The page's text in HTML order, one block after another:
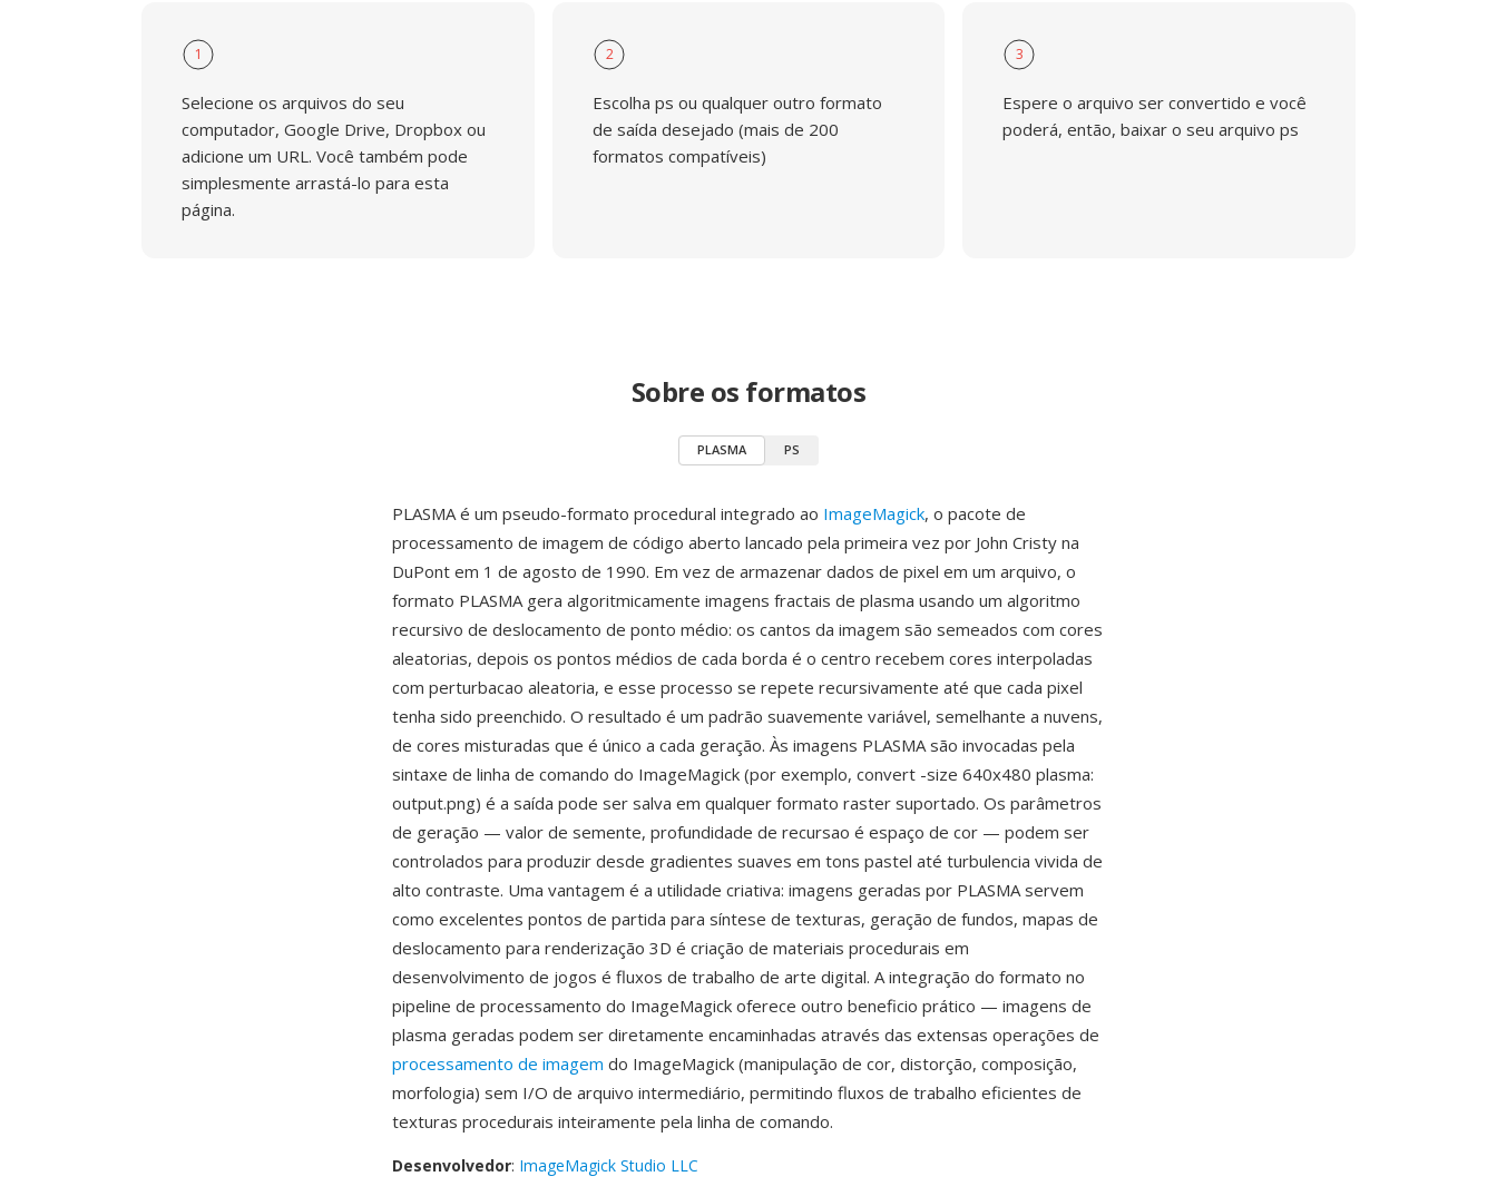
1
Selecione os arquivos do seu
computador, Google Drive, Dropbox ou
adicione um URL. Você também pode
simplesmente arrastá-lo para esta
página.
2
Escolha ps ou qualquer outro formato
de saída desejado (mais de 200
formatos compatíveis)
3
Espere o arquivo ser convertido e você
poderá, então, baixar o seu arquivo ps
Sobre os formatos
PLASMA PS
PLASMA é um pseudo-formato procedural integrado ao ImageMagick, o pacote de
processamento de imagem de código aberto lancado pela primeira vez por John Cristy na
DuPont em 1 de agosto de 1990. Em vez de armazenar dados de pixel em um arquivo, o
formato PLASMA gera algoritmicamente imagens fractais de plasma usando um algoritmo
recursivo de deslocamento de ponto médio: os cantos da imagem são semeados com cores
aleatorias, depois os pontos médios de cada borda é o centro recebem cores interpoladas
com perturbacao aleatoria, e esse processo se repete recursivamente até que cada pixel
tenha sido preenchido. O resultado é um padrão suavemente variável, semelhante a nuvens,
de cores misturadas que é único a cada geração. Às imagens PLASMA são invocadas pela
sintaxe de linha de comando do ImageMagick (por exemplo, convert -size 640x480 plasma:
output.png) é a saída pode ser salva em qualquer formato raster suportado. Os parâmetros
de geração — valor de semente, profundidade de recursao é espaço de cor — podem ser
controlados para produzir desde gradientes suaves em tons pastel até turbulencia vivida de
alto contraste. Uma vantagem é a utilidade criativa: imagens geradas por PLASMA servem
como excelentes pontos de partida para síntese de texturas, geração de fundos, mapas de
deslocamento para renderização 3D é criação de materiais procedurais em
desenvolvimento de jogos é fluxos de trabalho de arte digital. A integração do formato no
pipeline de processamento do ImageMagick oferece outro beneficio prático — imagens de
plasma geradas podem ser diretamente encaminhadas através das extensas operações de
processamento de imagem do ImageMagick (manipulação de cor, distorção, composição,
morfologia) sem I/O de arquivo intermediário, permitindo fluxos de trabalho eficientes de
texturas procedurais inteiramente pela linha de comando.
Desenvolvedor: ImageMagick Studio LLC